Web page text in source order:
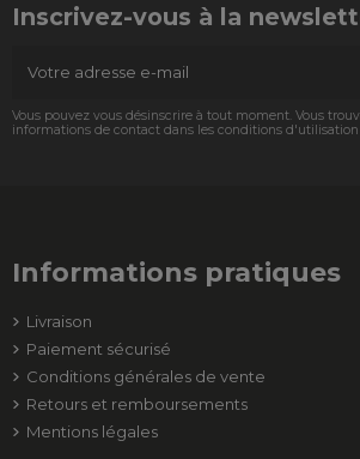
Inscrivez-vous à la
Vous pouvez vous désinscrire à tout moment. Vous
informations de contact dans les conditions d'utilisation
Informations pratiques
Livraison
Paiement sécurisé
Conditions générales de vente
Retours et remboursements
Mentions légales